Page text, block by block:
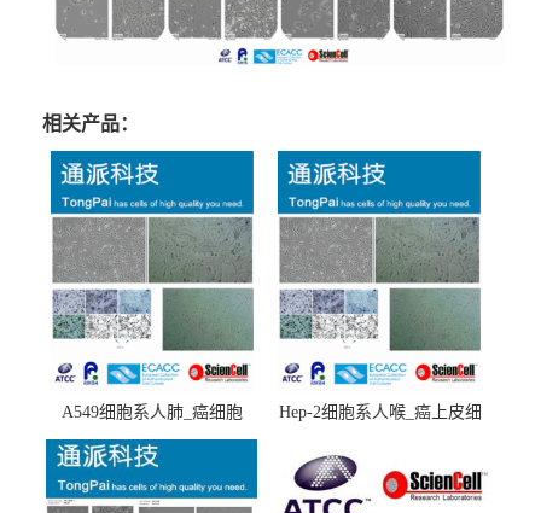
相关产品：
A549细胞系人肺_癌细胞
(A549细胞)
Hep-2细胞系人喉_癌上皮细